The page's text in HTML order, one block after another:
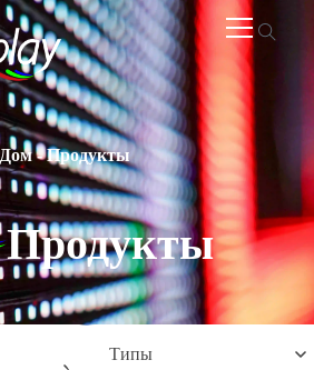
Дом-Продукты
Продукты
Типы